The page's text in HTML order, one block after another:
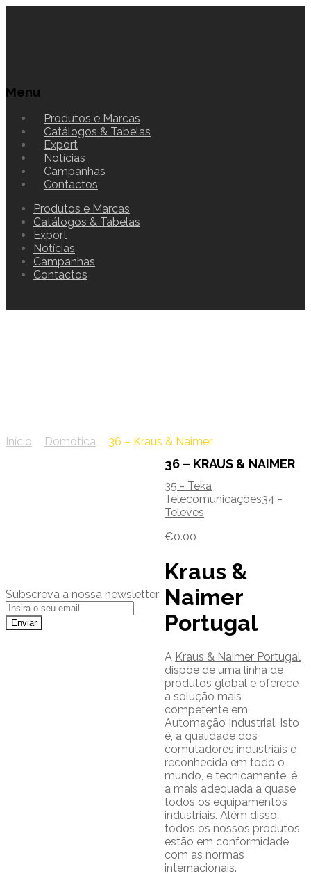
Menu
Produtos e Marcas
Catálogos & Tabelas
Export
Notícias
Campanhas
Contactos
Produtos e Marcas
Catálogos & Tabelas
Export
Notícias
Campanhas
Contactos
Início Domótica 36 – Kraus & Naimer
36 – KRAUS & NAIMER
35 - Teka
Telecomunicações34 -
Televes
€0.00
Kraus &
Naimer
Portugal
A Kraus & Naimer Portugal
dispõe de uma linha de
produtos global e oferece
a solução mais
competente em
Automação Industrial. Isto
é, a qualidade dos
comutadores industriais é
reconhecida em todo o
mundo, e tecnicamente, é
a mais adequada a quase
todos os equipamentos
industriais. Além disso,
todos os nossos produtos
estão em conformidade
com as normas
internacionais.
Subscreva a nossa newsletter